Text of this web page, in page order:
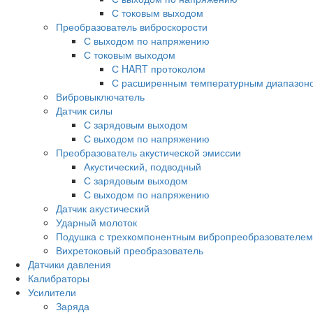
С токовым выходом
Преобразователь виброскорости
С выходом по напряжению
С токовым выходом
С HART протоколом
С расширенным температурным
Вибровыключатель
Датчик силы
С зарядовым выходом
С выходом по напряжению
Преобразователь акустической эмиссии
Акустический, подводный
С зарядовым выходом
С выходом по напряжению
Датчик акустический
Ударный молоток
Подушка с трехкомпонентным вибропреобразователем
Вихретоковый преобразователь
Дaтчики давления
Калибраторы
Усилители
Заряда